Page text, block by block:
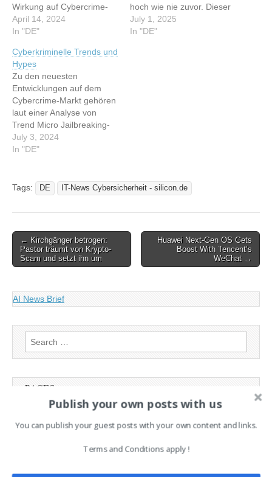
Wirkung auf Cybercrime-
Abwehr. Dieser Artikel
wurde indexiert von IT-
Lesen Sie den originalen
Artikel:
Organisationsstruktur
beeinflusst Cybersicherheit
April 14, 2024
In "DE"
hoch wie nie zuvor. Dieser
Artikel wurde indexiert von
IT-News Cybersicherheit -
July 1, 2025
In "DE"
Cyberkriminelle Trends und
Hypes
Zu den neuesten
Entwicklungen auf dem
Cybercrime-Markt gehören
laut einer Analyse von
Trend Micro Jailbreaking-
as-a-Service und
Deepfake-Services. Dieser
silicon.de Lesen Sie den
originalen Artikel:
Cyberkriminelle Trends und
July 3, 2024
In "DE"
Tags: DE IT-News Cybersicherheit - silicon.de
Post
navigation
← Kirchgänger betrogen:
Pastor träumt von Krypto-
Scam und setzt ihn um
Huawei Next-Gen OS Gets
Boost With Tencent’s
WeChat →
AI News Brief
Search
for:
PAGES
Contact
Opt-out preferences
Publish your own posts with us
You can publish your guest posts with your own content and links.
Terms and Conditions apply !